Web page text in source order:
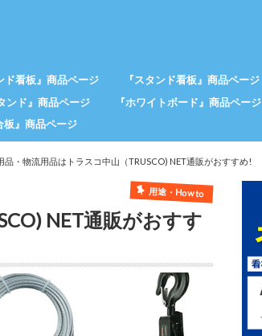
ド看板』商品ページ 『スタンド看板』商品ページ
ンド』商品ページ 『ホワイトボード』商品ページ
板』商品ページ
品・物流用品はトラスコ中山（TRUSCO) NET通販がおすすめ!
用途・How to
NET通販がおすす